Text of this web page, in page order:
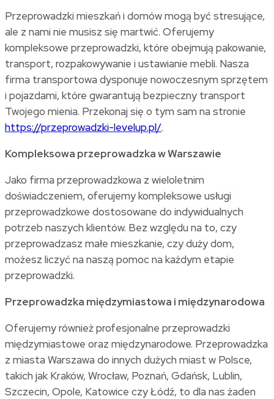
Przeprowadzki mieszkań i domów mogą być stresujące,
ale z nami nie musisz się martwić. Oferujemy
kompleksowe przeprowadzki, które obejmują pakowanie,
transport, rozpakowywanie i ustawianie mebli. Nasza
firma transportowa dysponuje nowoczesnym sprzętem
i pojazdami, które gwarantują bezpieczny transport
Twojego mienia. Przekonaj się o tym sam na stronie
https://przeprowadzki-levelup.pl/.
Kompleksowa przeprowadzka w Warszawie
Jako firma przeprowadzkowa z wieloletnim
doświadczeniem, oferujemy kompleksowe usługi
przeprowadzkowe dostosowane do indywidualnych
potrzeb naszych klientów. Bez względu na to, czy
przeprowadzasz małe mieszkanie, czy duży dom,
możesz liczyć na naszą pomoc na każdym etapie
przeprowadzki.
Przeprowadzka międzymiastowa i międzynarodowa
Oferujemy również profesjonalne przeprowadzki
międzymiastowe oraz międzynarodowe. Przeprowadzka
z miasta Warszawa do innych dużych miast w Polsce,
takich jak Kraków, Wrocław, Poznań, Gdańsk, Lublin,
Szczecin, Opole, Katowice czy Łódź, to dla nas żaden